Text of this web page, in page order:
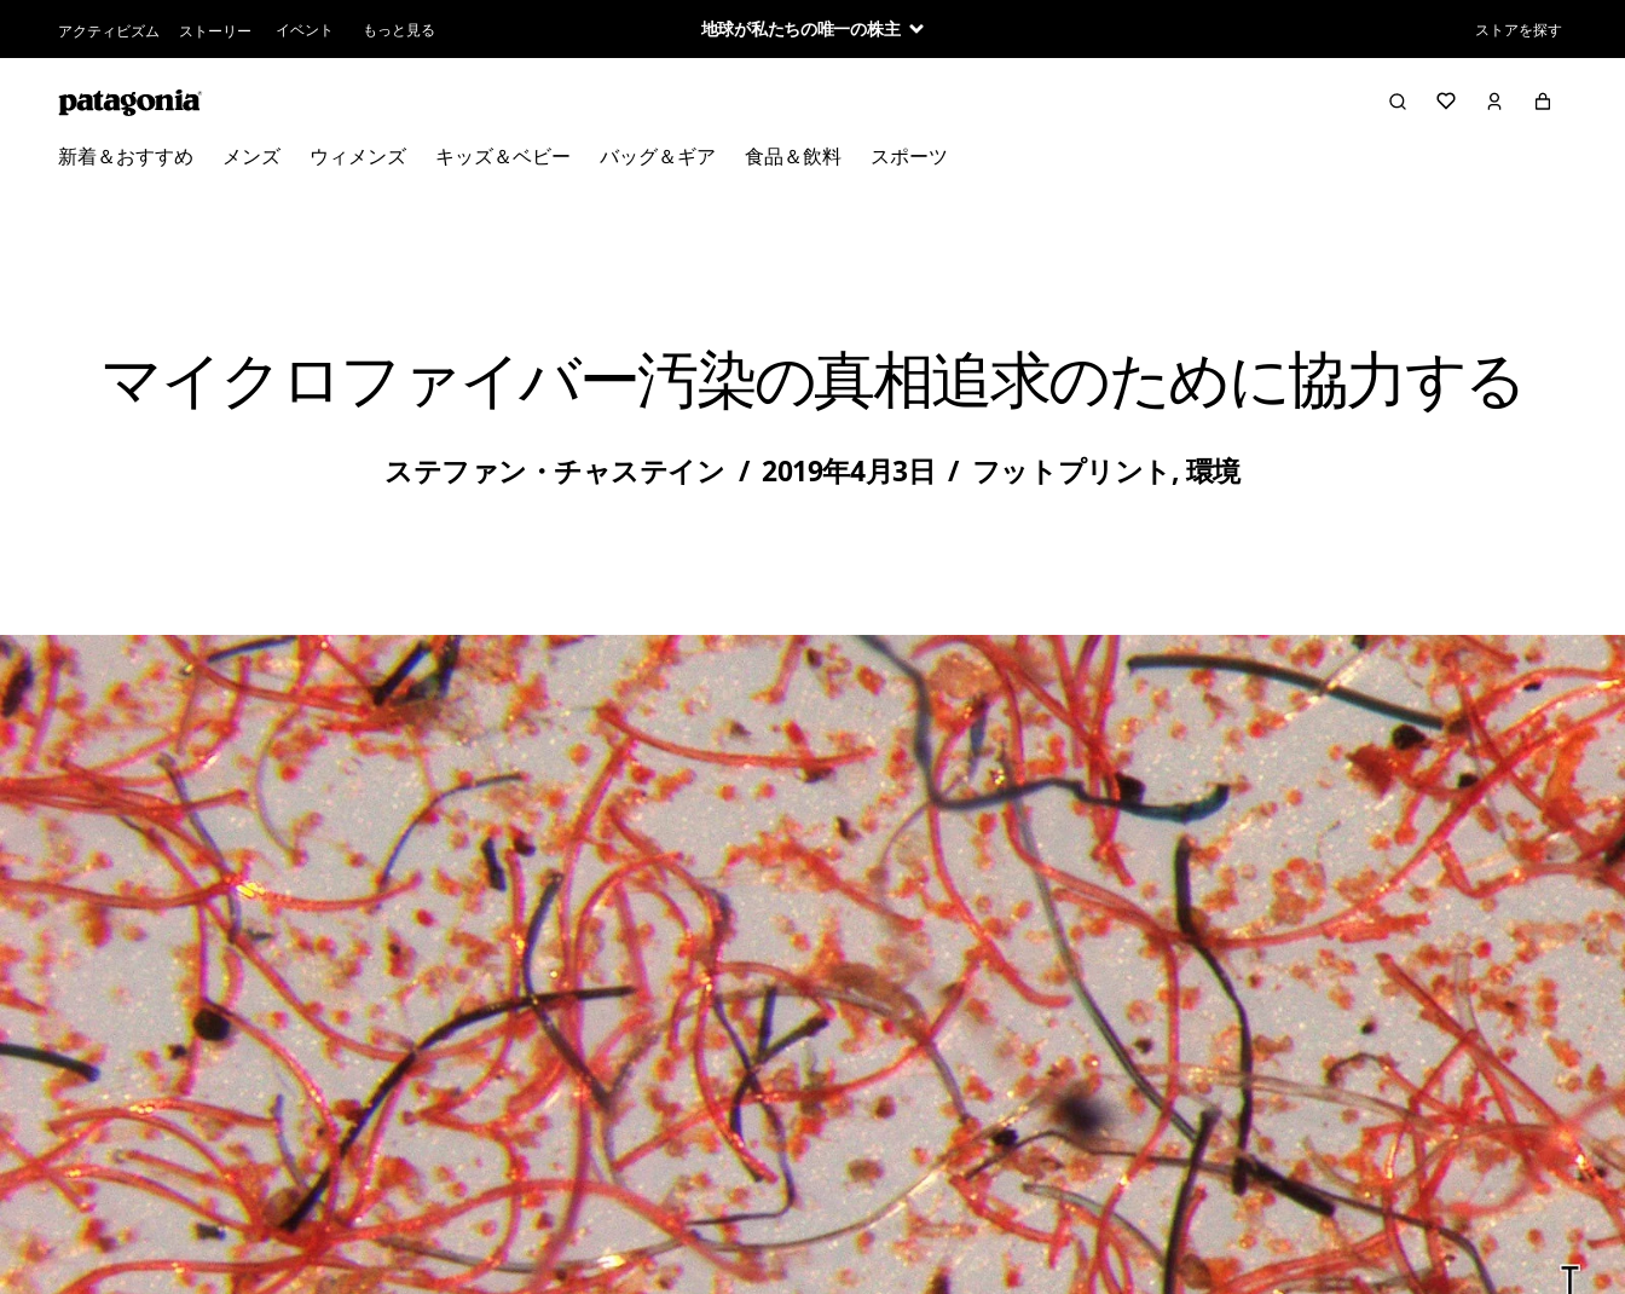
アクティビズム ストーリー イベント もっと見る 地球が私たちの唯一の株主 ストアを探す
新着＆おすすめ メンズ ウィメンズ キッズ＆ベビー バッグ＆ギア 食品＆飲料 スポーツ
マイクロファイバー汚染の真相追求のために協力する
ステファン・チャステイン / 2019年4月3日 / フットプリント,環境